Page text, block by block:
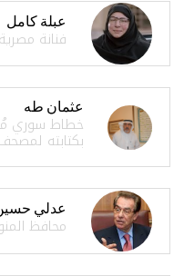
عبلة كامل
فنانة مصرية
عثمان طه
خطاط سوري
بكتابته
عدلي
محافظ